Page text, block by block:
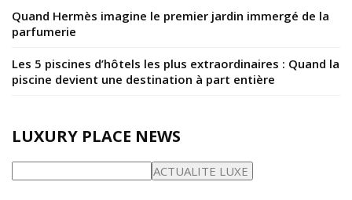
Quand Hermès imagine le premier jardin immergé de la
parfumerie
Les 5 piscines d’hôtels les plus extraordinaires : Quand la
piscine devient une destination à part entière
LUXURY PLACE NEWS